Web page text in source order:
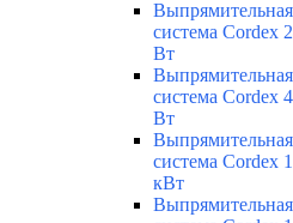
Выпрямительная
система Cordex
Вт
Выпрямительная
система Cordex
Вт
Выпрямительная
система Cordex
кВт
Выпрямительная